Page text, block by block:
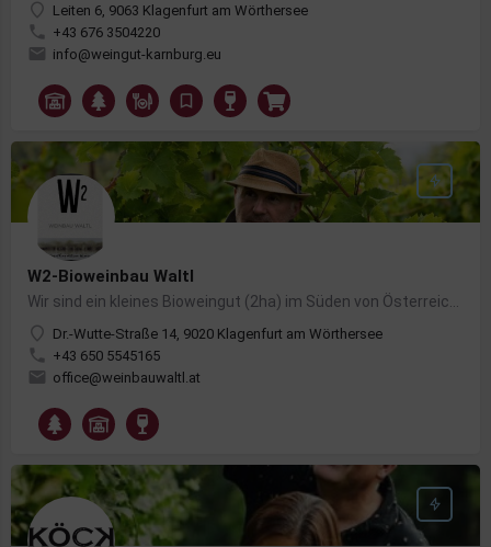
Leiten 6, 9063 Klagenfurt am Wörthersee
+43 676 3504220
info@weingut-karnburg.eu
W2-Bioweinbau Waltl
Dr.-Wutte-Straße 14, 9020 Klagenfurt am Wörthersee
+43 650 5545165
office@weinbauwaltl.at